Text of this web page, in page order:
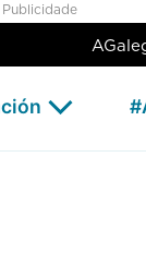
Publicidade